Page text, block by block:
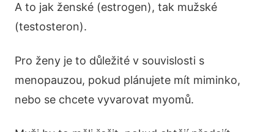
A to jak ženské (estrogen), tak mužské
(testosteron).
Pro ženy je to důležité v souvislosti s
menopauzou, pokud plánujete mít miminko,
nebo se chcete vyvarovat myomů.